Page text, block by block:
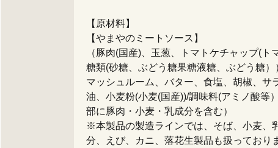
【原材料】
【やまやのミートソース】
（豚肉(国産)、玉葱、トマトケチャップ(ト
糖類(砂糖、ぶどう糖果糖液糖、ぶどう糖）
マッシュルーム、バター、食塩、胡椒、サ
油、小麦粉(小麦(国産))/調味料(アミノ酸等
部に豚肉・小麦・乳成分を含む）
※本製品の製造ラインでは、そば、小麦、
分、えび、カニ、落花生製品も扱っており